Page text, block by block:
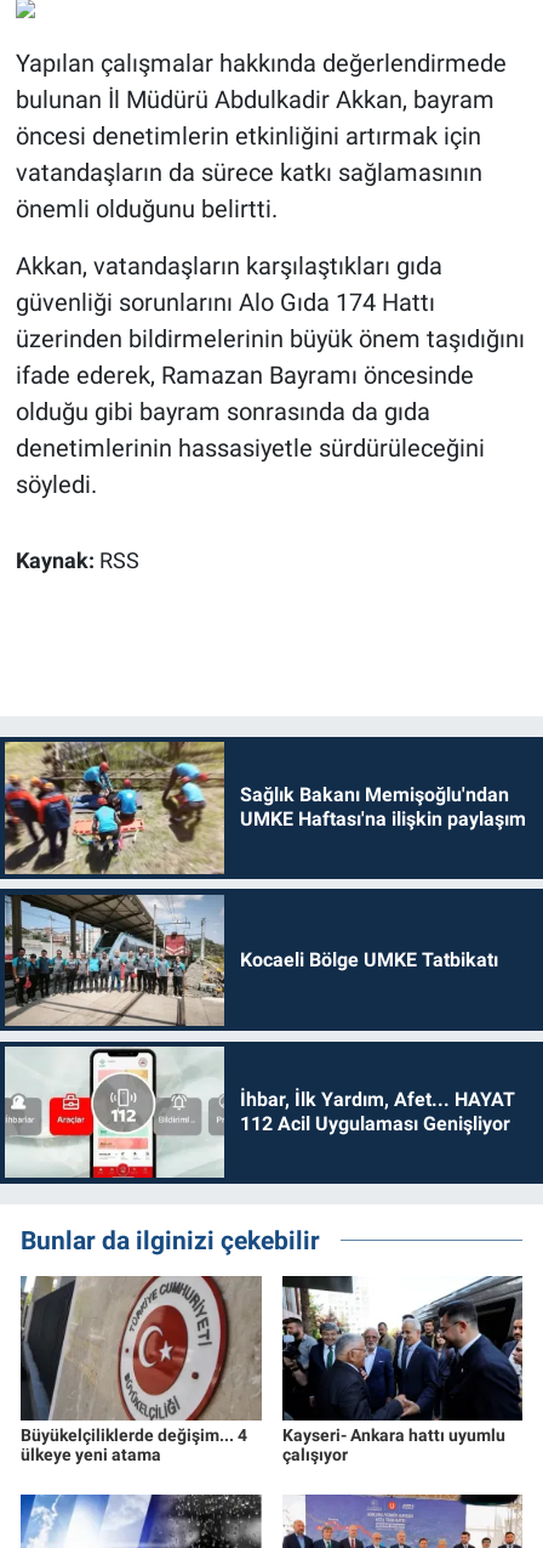
Yapılan çalışmalar hakkında değerlendirmede
bulunan İl Müdürü Abdulkadir Akkan, bayram
öncesi denetimlerin etkinliğini artırmak için
vatandaşların da sürece katkı sağlamasının
önemli olduğunu belirtti.
Akkan, vatandaşların karşılaştıkları gıda
güvenliği sorunlarını Alo Gıda 174 Hattı
üzerinden bildirmelerinin büyük önem taşıdığını
ifade ederek, Ramazan Bayramı öncesinde
olduğu gibi bayram sonrasında da gıda
denetimlerinin hassasiyetle sürdürüleceğini
söyledi.
Kaynak: RSS
Sağlık Bakanı Memişoğlu'ndan
UMKE Haftası'na ilişkin paylaşım
Kocaeli Bölge UMKE Tatbikatı
İhbar, İlk Yardım, Afet... HAYAT
112 Acil Uygulaması Genişliyor
Bunlar da ilginizi çekebilir
Büyükelçiliklerde değişim... 4
ülkeye yeni atama
Kayseri- Ankara hattı uyumlu
çalışıyor